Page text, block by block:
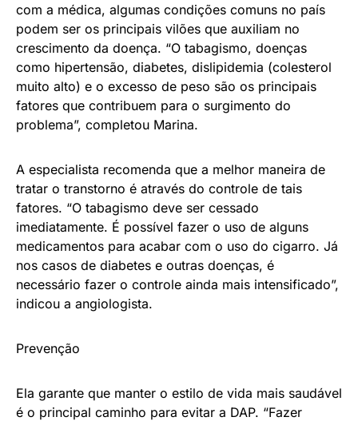
com a médica, algumas condições comuns no país
podem ser os principais vilões que auxiliam no
crescimento da doença. “O tabagismo, doenças
como hipertensão, diabetes, dislipidemia (colesterol
muito alto) e o excesso de peso são os principais
fatores que contribuem para o surgimento do
problema”, completou Marina.
A especialista recomenda que a melhor maneira de
tratar o transtorno é através do controle de tais
fatores. “O tabagismo deve ser cessado
imediatamente. É possível fazer o uso de alguns
medicamentos para acabar com o uso do cigarro. Já
nos casos de diabetes e outras doenças, é
necessário fazer o controle ainda mais intensificado”,
indicou a angiologista.
Prevenção
Ela garante que manter o estilo de vida mais saudável
é o principal caminho para evitar a DAP. “Fazer